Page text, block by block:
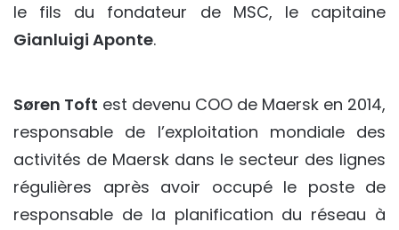
le fils du fondateur de MSC, le capitaine
Gianluigi Aponte.
Søren Toft est devenu COO de Maersk en 2014,
responsable de l’exploitation mondiale des
activités de Maersk dans le secteur des lignes
régulières après avoir occupé le poste de
responsable de la planification du réseau à